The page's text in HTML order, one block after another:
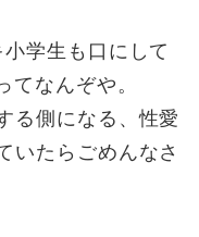
学生も口にして
てなんぞや。
る側になる、性愛
いたらごめんなさ